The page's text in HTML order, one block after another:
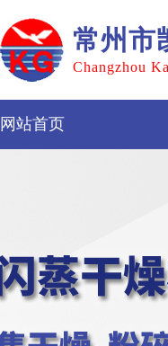
常州市
Changzhou
网站首页